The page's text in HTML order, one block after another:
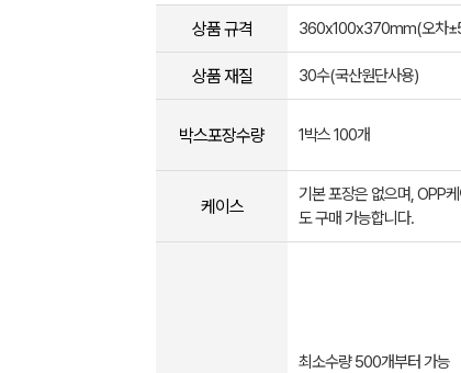
상품 규격 360x100x370mm(오차
상품 재질 30수(국산원단사용)
박스포장수량 1박스 100개
케이스
기본 포장은 없으며, OPP
도 구매 가능합니다.
최소수량 500개부터 가능